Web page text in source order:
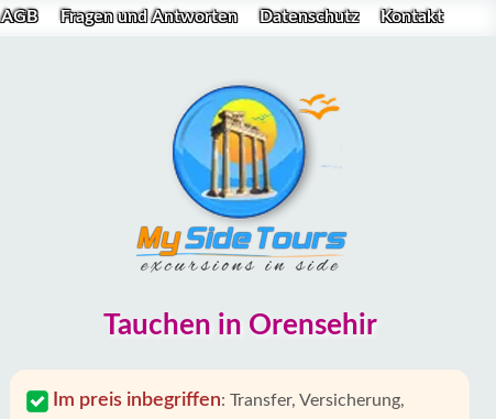
AGB Fragen und Antworten Datenschutz Kontakt
Tauchen in Orensehir
Im preis inbegriffen: Transfer, Versicherung,